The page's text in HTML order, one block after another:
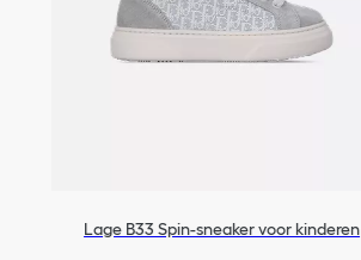
Lage B33 Spin-sneaker voor kinderen